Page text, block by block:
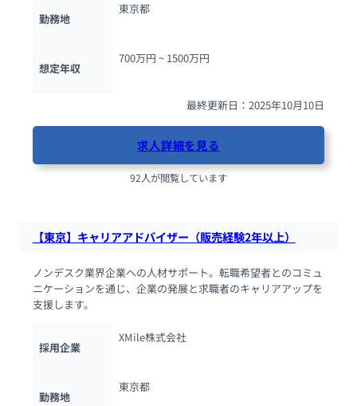
勤務地
東京都
想定年収
700万円 ~ 1500万円
最終更新日：2025年10月10日
求人詳細を見る
92人が閲覧しています
【東京】キャリアアドバイザー（販売経験2年以上）
ノンデスク業界企業への人材サポート。転職希望者とのコミュ
ニケーションを通じ、企業の発展と求職者のキャリアアップを
支援します。
採用企業
XMile株式会社
勤務地
東京都